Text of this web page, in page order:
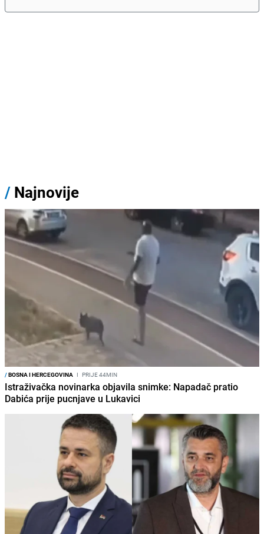
/ Najnovije
/BOSNA I HERCEGOVINA I PRIJE 44MIN
Istraživačka novinarka objavila snimke: Napadač pratio
Dabića prije pucnjave u Lukavici